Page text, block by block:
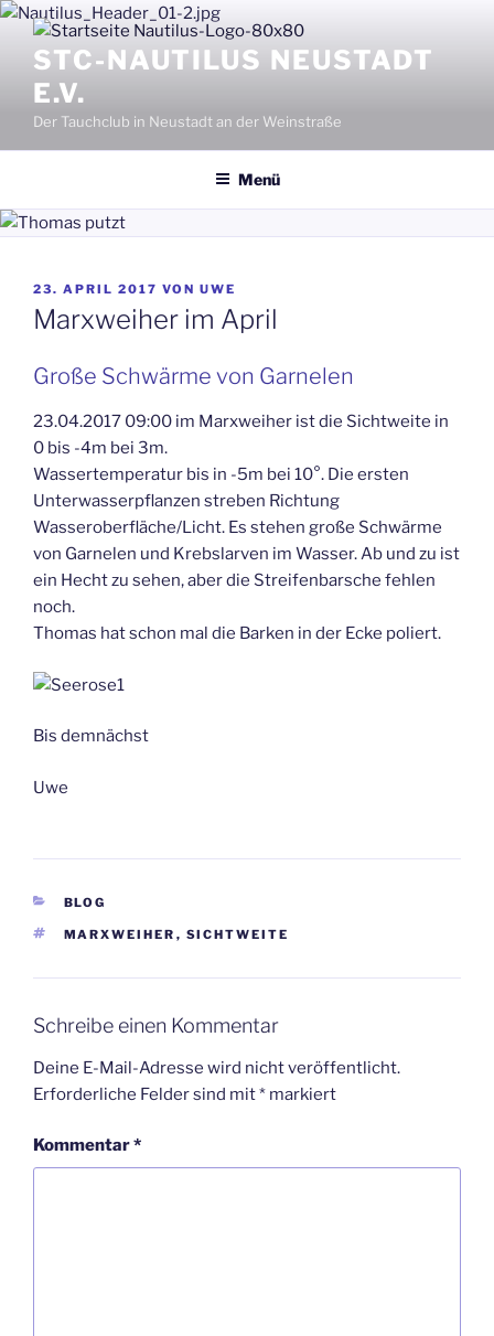
Zum
Inhalt
springenSTC-NAUTILUS NEUSTADT
E.V.
Der Tauchclub in Neustadt an der Weinstraße
Menü
VERÖFFENTLICHT
AM
23. APRIL 2017 VON UWE
Marxweiher im April
Große Schwärme von Garnelen
23.04.2017 09:00 im Marxweiher ist die Sichtweite in
0 bis -4m bei 3m.
Wassertemperatur bis in -5m bei 10°. Die ersten
Unterwasserpflanzen streben Richtung
Wasseroberfläche/Licht. Es stehen große Schwärme
von Garnelen und Krebslarven im Wasser. Ab und zu ist
ein Hecht zu sehen, aber die Streifenbarsche fehlen
noch.
Thomas hat schon mal die Barken in der Ecke poliert.
Bis demnächst
Uwe
KATEGORIEN
BLOG
SCHLAGWÖRTER
MARXWEIHER , SICHTWEITE
Schreibe einen Kommentar
Deine E-Mail-Adresse wird nicht veröffentlicht.
Erforderliche Felder sind mit* markiert
Kommentar*